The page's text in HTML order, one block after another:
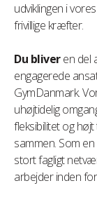
udviklingen i
frivillige kræfter.
Du bliveren del
engagerede
GymDanmark.
uhøjtidelig
fleksibilitet og
sammen. Som
stort fagligt
arbejder inden